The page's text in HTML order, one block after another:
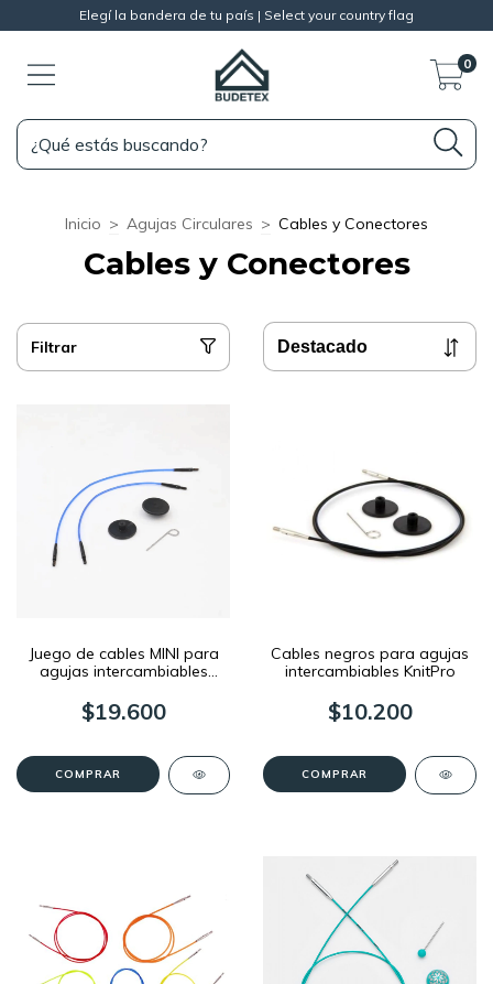
Elegí la bandera de tu país | Select your country flag
0
Inicio > Agujas Circulares > Cables y Conectores
Cables y Conectores
Filtrar
Juego de cables MINI para
agujas intercambiables
$19.600
Cables negros para agujas
intercambiables KnitPro
$10.200
COMPRAR